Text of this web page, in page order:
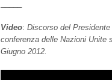
Video: Discorso del
conferenza delle Nazioni Unite
Giugno 2012.